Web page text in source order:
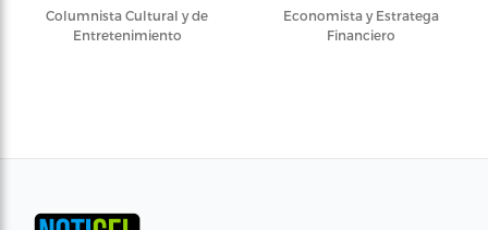
Columnista Cultural y de
Entretenimiento
Economista y Estratega
Financiero